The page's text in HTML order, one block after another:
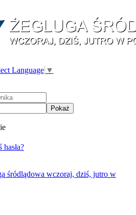
Language ▼
Pokaż
hasła?
śródlądowa wczoraj, dziś, jutro w